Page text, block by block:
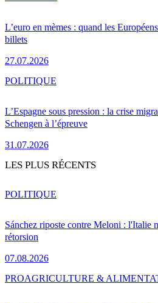
L’euro en mèmes : quand les
billets
27.07.2026
L’Espagne sous pression : la crise
Schengen à l’épreuve
31.07.2026
POLITIQUE
LES PLUS RÉCENTS
Sánchez riposte contre Meloni : l'Italie
rétorsion
07.08.2026
POLITIQUE
PROAGRICULTURE &